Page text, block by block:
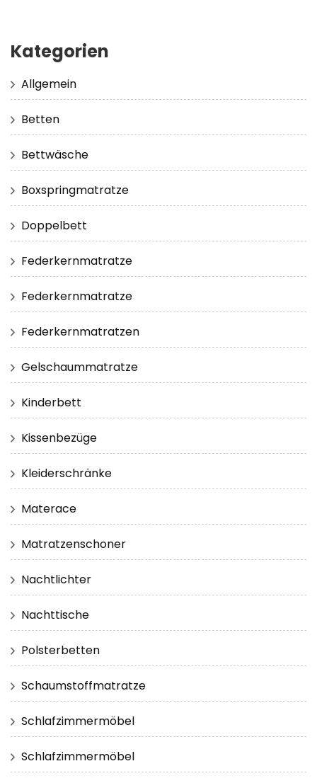
Kategorien
Allgemein
Betten
Bettwäsche
Boxspringmatratze
Doppelbett
Federkernmatratze
Federkernmatratze
Federkernmatratzen
Gelschaummatratze
Kinderbett
Kissenbezüge
Kleiderschränke
Materace
Matratzenschoner
Nachtlichter
Nachttische
Polsterbetten
Schaumstoffmatratze
Schlafzimmermöbel
Schlafzimmermöbel